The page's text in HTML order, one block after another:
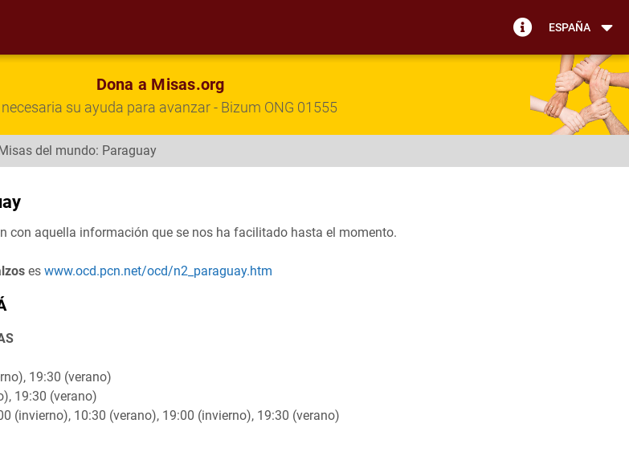
ESPAÑA
Dona a Misas.org
necesaria su ayuda para avanzar - Bizum ONG 01555
del mundo: Paraguay
con aquella información que se nos ha facilitado hasta el momento.
es www.ocd.pcn.net/ocd/n2_paraguay.htm
19:30 (verano)
19:30 (verano)
(invierno), 10:30 (verano), 19:00 (invierno), 19:30 (verano)